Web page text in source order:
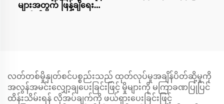
များအတွက် ဖြန့်ချိရေး
လတ်တစ်မှိုနှုတ်စင်ပစ္စည်းသည် ထုတ်လုပ်မှုအချိန်ပိတ်ဆို့မှုကို
အလွန်အမင်းလျှော့ချပေးခြင်းဖြင့် မှိုများကို မကြာခဏပြုပြင်
ထိန်းသိမ်းရန် လိုအပ်ချက်ကို ဖယ်ရှားပေးခြင်းဖြင့်